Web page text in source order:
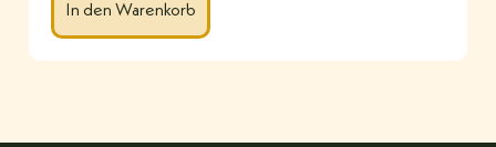
In den Warenkorb